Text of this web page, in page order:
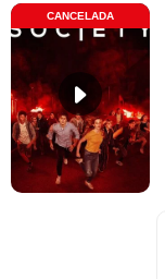
CANCELADA